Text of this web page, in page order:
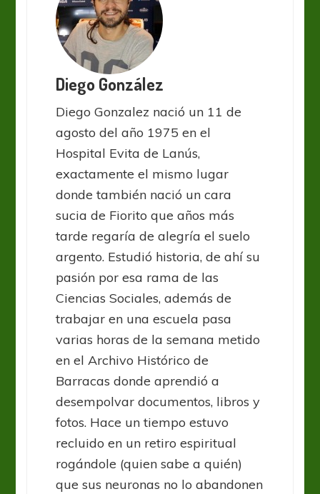
Diego González
Diego Gonzalez nació un 11 de
agosto del año 1975 en el
Hospital Evita de Lanús,
exactamente el mismo lugar
donde también nació un cara
sucia de Fiorito que años más
tarde regaría de alegría el suelo
argento. Estudió historia, de ahí su
pasión por esa rama de las
Ciencias Sociales, además de
trabajar en una escuela pasa
varias horas de la semana metido
en el Archivo Histórico de
Barracas donde aprendió a
desempolvar documentos, libros y
fotos. Hace un tiempo estuvo
recluido en un retiro espiritual
rogándole (quien sabe a quién)
que sus neuronas no lo abandonen